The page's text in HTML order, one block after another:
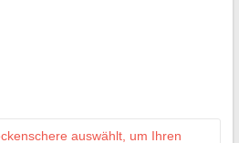
auswählt, um Ihren